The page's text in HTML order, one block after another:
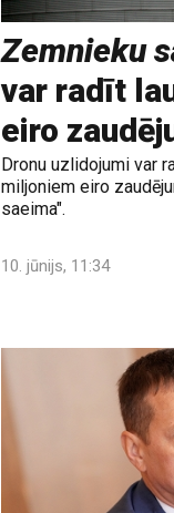
Zemnieku
var radīt
eiro
Dronu uzlidojumi var
miljoniem eiro
saeima".
10. jūnijs, 11:34